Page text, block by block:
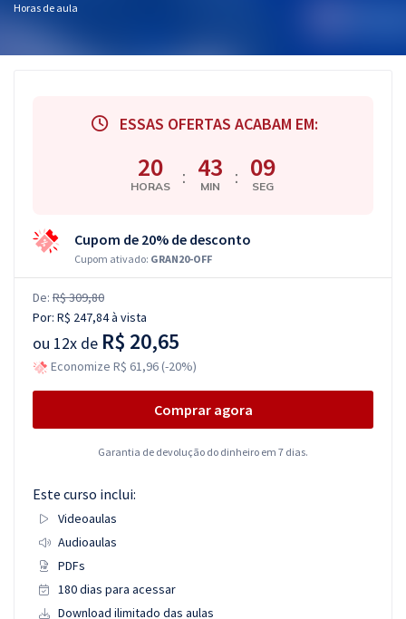
Horas de aula
ESSAS OFERTAS ACABAM EM:
20
HORAS : 43
MIN : 08
SEG
Cupom de 20% de desconto
Cupom ativado: GRAN20-OFF
De: R$ 309,80
Por: R$ 247,84à vista
ou 12x de R$ 20,65
Economize R$ 61,96 (-20%)
Comprar agora
Garantia de devolução do dinheiro em 7 dias.
Este curso inclui:
Videoaulas
Audioaulas
PDFs
180 dias para acessar
Download ilimitado das aulas